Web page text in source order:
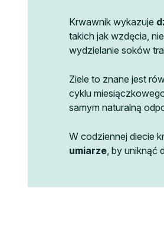
Krwawnik wykazuje
takich jak wzdęcia,
wydzielanie soków
Ziele to znane jest
cyklu
samym naturalną
W codziennej diecie
umiarze, by uniknąć